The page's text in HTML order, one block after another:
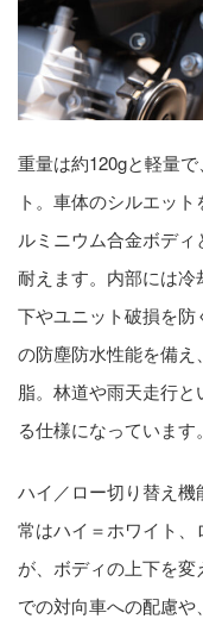
重量は約120gと軽量
ト。車体のシルエッ
ルミニウム合金ボデ
耐えます。内部には
下やユニット破損を
の防塵防水性能を備
脂。林道や雨天走行と
る仕様になっています。
ハイ／ロー切り替え
常はハイ＝ホワイト
が、ボディの上下を
での対向車への配慮